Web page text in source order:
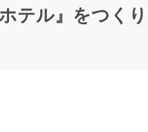
テル』をつくり